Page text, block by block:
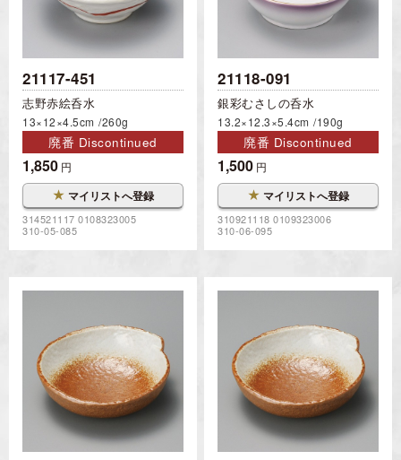
21117-451
志野赤絵呑水
13×12×4.5cm 260g
廃番 Discontinued
1,850 円
★ マイリストへ登録
314521117 0108323005
310-05-085
21118-091
銀彩むさしの呑水
13.2×12.3×5.4cm 190g
廃番 Discontinued
1,500 円
★ マイリストへ登録
310921118 0109323006
310-06-095